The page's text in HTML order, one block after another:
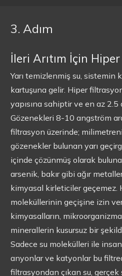
3. Adım
İleri Arıtım İçin
Yarı temizlenmiş su,
kartuşuna gelir. Hiper
yapısına sahiptir ve en az 2.5
Gözenekleri 8-10 angström
filtrasyon üzerinde;
gözenekler bulunan yarı
içinde çözünmüş olarak
arsenik, bakır gibi ağır
kimyasal kirleticiler geçemez.
moleküllerinin geçişine izin
kimyasalların,
minerallerin kusursuz bir
Sadece su molekülleri ile insan
anyonlar ve katyonlar bu
filtrasyondan çıkan su, gerçek